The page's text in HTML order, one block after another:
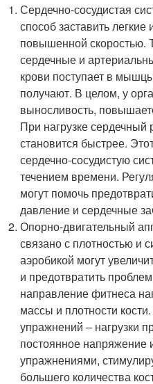
Сердечно-сосудистая
способ заставить легкие
повышенной скоростью.
сердечные и
крови поступает в
получают. В целом, у
выносливость,
При нагрузке
становится быстрее.
сердечно-сосудистую
течением времени.
могут помочь
давление и сердечные
Опорно-двигательный
связано с плотностью и
аэробикой могут
и предотвратить
направление фитнеса
массы и плотности
упражнений – нагрузки
постоянное напряжение
упражнениями,
большего количества